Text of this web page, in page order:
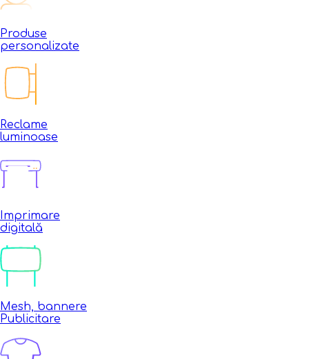
Produse
personalizate
Reclame
luminoase
Imprimare
digitală
Mesh, bannere
Publicitare